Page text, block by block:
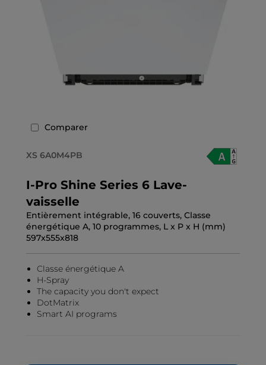
Comparer
XS 6A0M4PB
I-Pro Shine Series 6 Lave-
vaisselle
Entièrement intégrable, 16 couverts, Classe
énergétique A, 10 programmes, L x P x H (mm)
597x555x818
Classe énergétique A
H-Spray
The capacity you don't expect
DotMatrix
Smart AI programs